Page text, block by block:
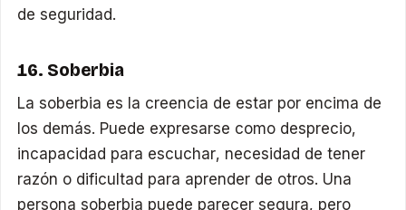
de seguridad.
16. Soberbia
La soberbia es la creencia de estar por encima de
los demás. Puede expresarse como desprecio,
incapacidad para escuchar, necesidad de tener
razón o dificultad para aprender de otros. Una
persona soberbia puede parecer segura, pero